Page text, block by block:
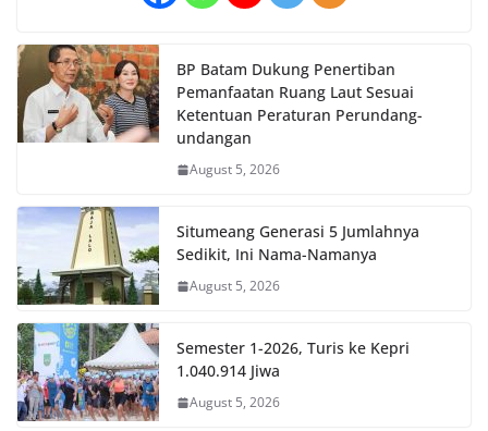
BP Batam Dukung Penertiban
Pemanfaatan Ruang Laut Sesuai
Ketentuan Peraturan Perundang-
undangan
August 5, 2026
Situmeang Generasi 5 Jumlahnya
Sedikit, Ini Nama-Namanya
August 5, 2026
Semester 1-2026, Turis ke Kepri
1.040.914 Jiwa
August 5, 2026